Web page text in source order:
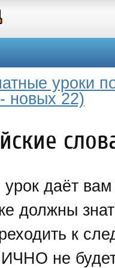
уроки
новых 22)
даёт
должны
к
не